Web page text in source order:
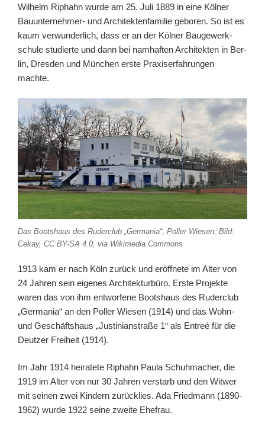
Wilhelm Riphahn wurde am 25. Juli 1889 in eine Kölner
Bauunternehmer- und Architektenfamilie geboren. So ist es
kaum verwunderlich, dass er an der Köl­ner Bau­ge­werk­
schu­le studierte und dann bei namhaften Architekten in Ber­
lin, Dres­den und Mün­chen erste Praxiserfahrungen
machte.
Das Bootshaus des Ru­der­club „Ger­ma­ni­a“, Poller Wiesen, Bild:
Cekay, CC BY-SA 4.0, via Wikimedia Commons
1913 kam er nach Köln zurück und eröffnete im Alter von
24 Jahren sein eigenes Architekturbüro. Erste Projekte
waren das von ihm entworfene Bootshaus des Ru­der­club
„Ger­ma­ni­a“ an den Poller Wiesen (1914) und das Wohn-
und Geschäftshaus „Justinianstraße 1“ als Entreé für die
Deutzer Freiheit (1914).
Im Jahr 1914 heiratete Riphahn Pau­la Schuh­ma­cher, die
1919 im Alter von nur 30 Jahren verstarb und den Witwer
mit seinen zwei Kindern zurücklies. Ada Friedmann (1890-
1962) wurde 1922 seine zweite Ehefrau.